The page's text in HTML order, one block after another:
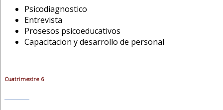
Psicodiagnostico
Entrevista
Prosesos psicoeducativos
Capacitacion y desarrollo de personal
Cuatrimestre 6